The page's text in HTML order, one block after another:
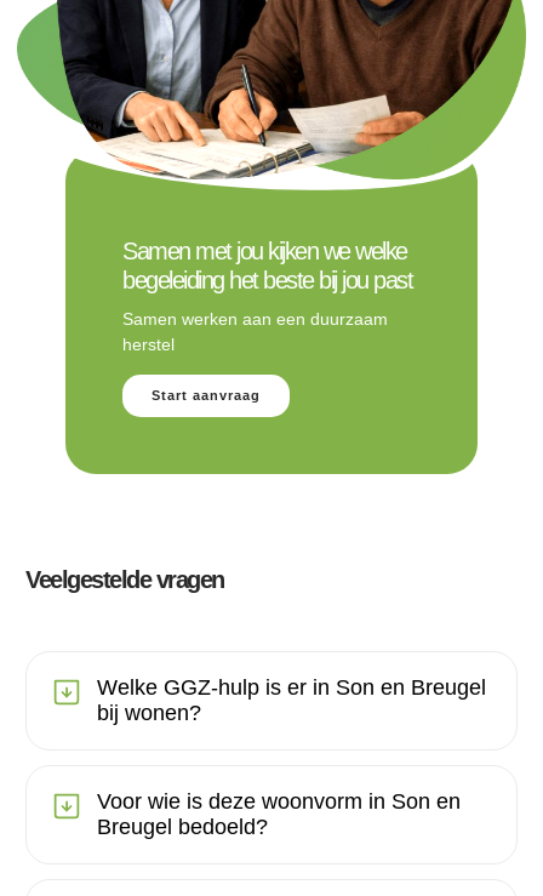
Samen met jou kijken we welke
begeleiding het beste bij jou past
Samen werken aan een duurzaam
herstel
Start aanvraag
Veelgestelde vragen
Welke GGZ-hulp is er in Son en Breugel
bij wonen?
Voor wie is deze woonvorm in Son en
Breugel bedoeld?